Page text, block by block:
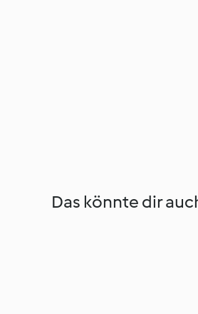
Das könnte dir